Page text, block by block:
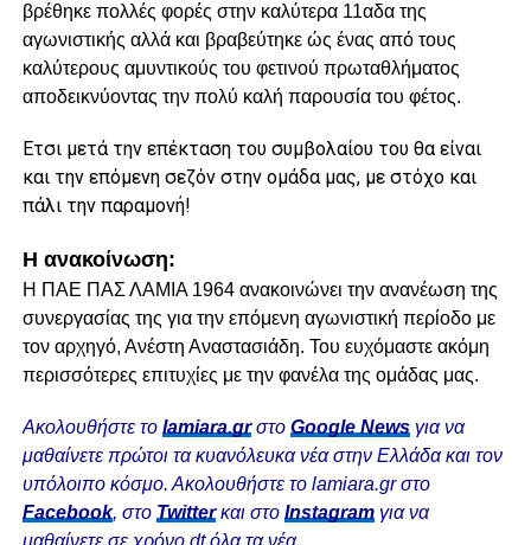
βρέθηκε πολλές φορές στην καλύτερα 11αδα της
αγωνιστικής αλλά και βραβεύτηκε ώς ένας από τους
καλύτερους αμυντικούς του φετινού πρωταθλήματος
αποδεικνύοντας την πολύ καλή παρουσία του φέτος.
Έτσι μετά την επέκταση του συμβολαίου του θα είναι
και την επόμενη σεζόν στην ομάδα μας, με στόχο και
πάλι την παραμονή!
H ανακοίνωση:
Η ΠΑΕ ΠΑΣ ΛΑΜΙΑ 1964 ανακοινώνει την ανανέωση της
συνεργασίας της για την επόμενη αγωνιστική περίοδο με
τον αρχηγό, Ανέστη Αναστασιάδη. Του ευχόμαστε ακόμη
περισσότερες επιτυχίες με την φανέλα της ομάδας μας.
Ακολουθήστε το lamiara.grστο Google Newsγια να
μαθαίνετε πρώτοι τα κυανόλευκα νέα στην Ελλάδα και τον
υπόλοιπο κόσμο. Ακολουθήστε το lamiara.gr στο
Facebook, στο Twitterκαι στο Instagram για να